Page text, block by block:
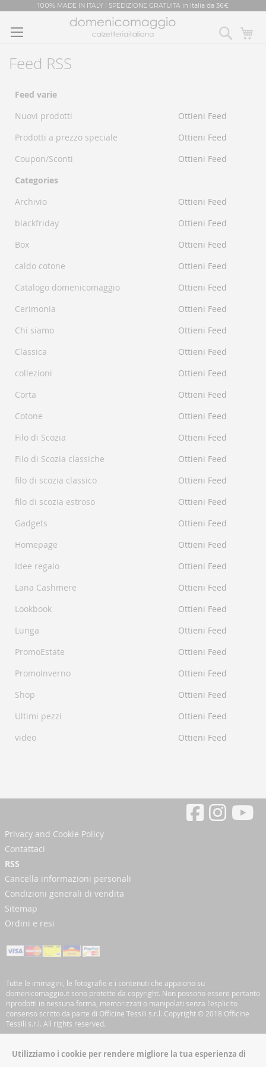
Utilizziamo i cookie per rendere migliore la tua esperienza di
al
contenuto
Cerca
Feed RSS
Feed
Feed varie
Nuovi prodotti
Ottieni Feed
Prodotti a prezzo speciale
Ottieni Feed
Coupon/Sconti
Ottieni Feed
Categories
Archivio
Ottieni Feed
blackfriday
Ottieni Feed
Box
Ottieni Feed
caldo cotone
Ottieni Feed
Catalogo domenicomaggio
Ottieni Feed
Cerimonia
Ottieni Feed
Chi siamo
Ottieni Feed
Classica
Ottieni Feed
collezioni
Ottieni Feed
Corta
Ottieni Feed
Cotone
Ottieni Feed
Filo di Scozia
Ottieni Feed
Filo di Scozia classiche
Ottieni Feed
filo di scozia classico
Ottieni Feed
filo di scozia estroso
Ottieni Feed
Gadgets
Ottieni Feed
Homepage
Ottieni Feed
Idee regalo
Ottieni Feed
Lana Cashmere
Ottieni Feed
Lookbook
Ottieni Feed
Lunga
Ottieni Feed
PromoEstate
Ottieni Feed
PromoInverno
Ottieni Feed
Shop
Ottieni Feed
Ultimi pezzi
Ottieni Feed
video
Ottieni Feed
Privacy and Cookie Policy
Contattaci
RSS
Cancella informazioni personali
Condizioni generali di vendita
Sitemap
Ordini e resi
Tutte le immagini, le fotografie e i contenuti che appaiono su
domenicomaggio.it sono protette da copyright. Non possono essere pertanto
riprodotti in nessuna forma, memorizzati o manipolati senza l'esplicito
consenso scritto da parte di Officine Tessili s.r.l. Copyright © 2018 Officine
Tessili s.r.l. All rights reserved.
Iscriviti alla nostra Newsletter